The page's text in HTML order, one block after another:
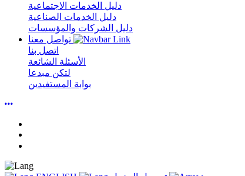
دليل الخدمات الاجتماعية
دليل الخدمات الصناعية
دليل الشركات والمؤسسات
اتصل بنا
الأسئلة الشائعة
لتكن مبدعا
بوابة المستفيدين